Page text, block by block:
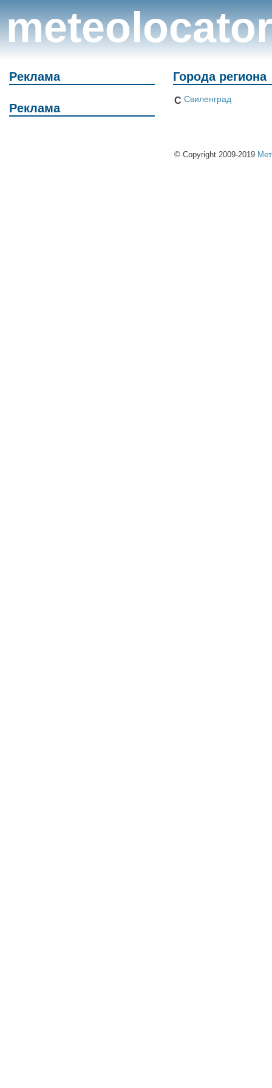
meteolocator
Реклама
Реклама
Города региона
С Свиленград
© Copyright 2009-2019